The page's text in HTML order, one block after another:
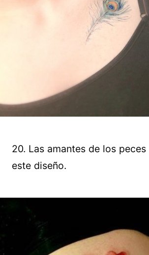
20. Las amantes de los
este diseño.
Guardar